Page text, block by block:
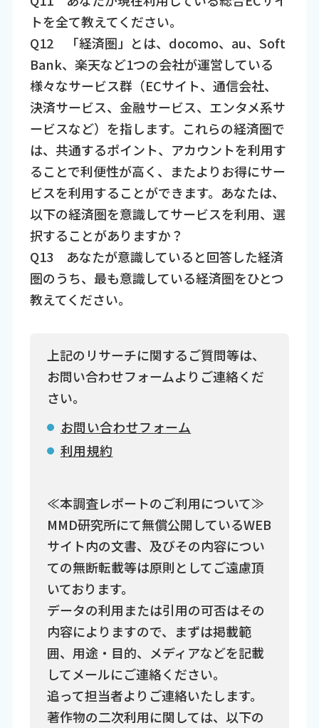
トを全て教えてください。
Q12 「経済圏」とは、docomo、au、Soft
Bank、楽天など1つの会社が運営している
様々なサービス群（ECサイト、通信会社、
決済サービス、金融サービス、エンタメ系サ
ービスなど）を指します。これらの経済圏で
は、共通するポイント、アカウントを利用す
ることで利便性が高く、またよりお得にサー
ビスを利用することができます。あなたは、
以下の経済圏を意識してサービスを利用、選
択することがありますか？
Q13 あなたが意識していると回答した経済
圏のうち、最も意識している経済圏をひとつ
教えてください。
上記のリサーチに関するご質問等は、
お問い合わせフォームよりご連絡くだ
さい。
お問い合わせフォーム
利用規約
≪本調査レポートのご利用について≫
MMD研究所にて無償公開しているWEB
サイト内の文書、及びその内容につい
ての無断転載等は原則としてご遠慮頂
いております。
データの利用または引用の可否はその
内容によりますので、まずは掲載範
囲、用途・目的、メディアなどを記載
してメールにご連絡ください。
追って担当者よりご連絡いたします。
著作物の二次利用に関しては、以下の